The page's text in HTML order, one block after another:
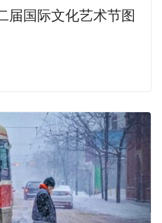
届国际文化艺术节图